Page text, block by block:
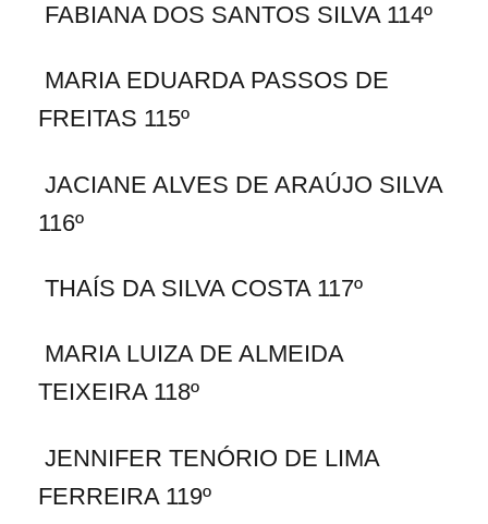
FABIANA DOS SANTOS SILVA 114º
MARIA EDUARDA PASSOS DE
FREITAS 115º
JACIANE ALVES DE ARAÚJO SILVA
116º
THAÍS DA SILVA COSTA 117º
MARIA LUIZA DE ALMEIDA
TEIXEIRA 118º
JENNIFER TENÓRIO DE LIMA
FERREIRA 119º